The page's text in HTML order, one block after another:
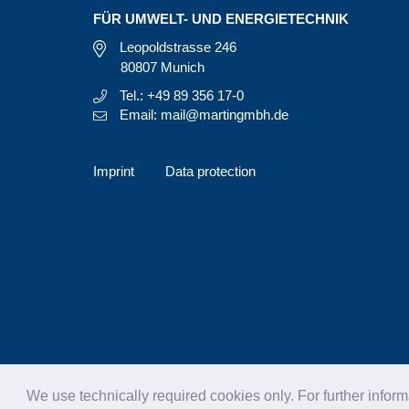
We use technically required cookies only. For further
FÜR UMWELT- UND ENERGIETECHNIK
Leopoldstrasse 246
80807 Munich
Tel.: +49 89 356 17-0
Email: mail@martingmbh.de
Imprint Data protection